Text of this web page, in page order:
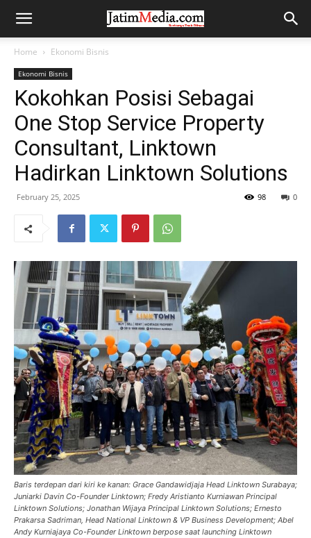
Home Ekonomi Bisnis
Ekonomi Bisnis
Kokohkan Posisi Sebagai
One Stop Service Property
Consultant, Linktown
Hadirkan Linktown Solutions
February 25, 2025 0
98
Baris terdepan dari kiri ke kanan: Grace Gandawidjaja Head Linktown Surabaya;
Juniarki Davin Co-Founder Linktown; Fredy Aristianto Kurniawan Principal
Linktown Solutions; Jonathan Wijaya Principal Linktown Solutions; Ernesto
Prakarsa Sadriman, Head National Linktown & VP Business Development; Abel
Andy Kurniajaya Co-Founder Linktown berpose saat launching Linktown